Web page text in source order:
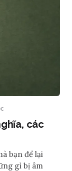
các
bạn để lại
gì bị âm